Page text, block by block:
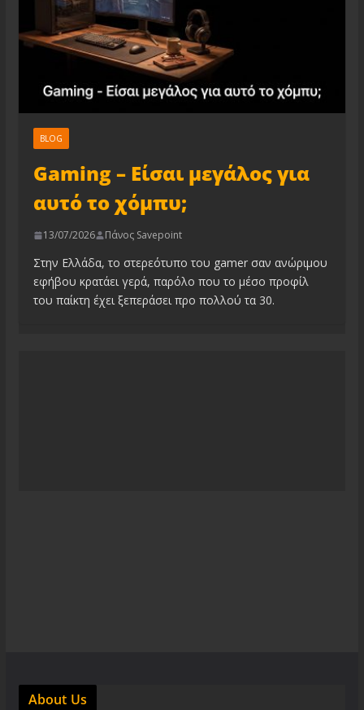
BLOG
Gaming – Είσαι μεγάλος για
αυτό το χόμπυ;
13/07/2026 Πάνος Savepoint
Στην Ελλάδα, το στερεότυπο του gamer σαν ανώριμου
εφήβου κρατάει γερά, παρόλο που το μέσο προφίλ
του παίκτη έχει ξεπεράσει προ πολλού τα 30.
About Us